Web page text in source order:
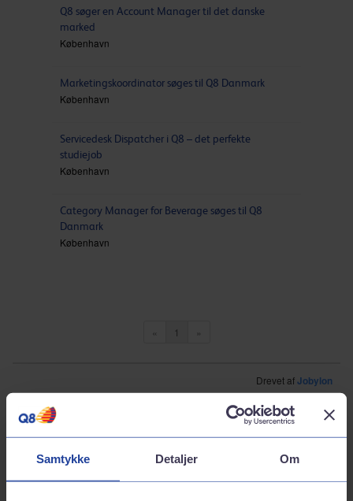
Samtykke Detaljer Om